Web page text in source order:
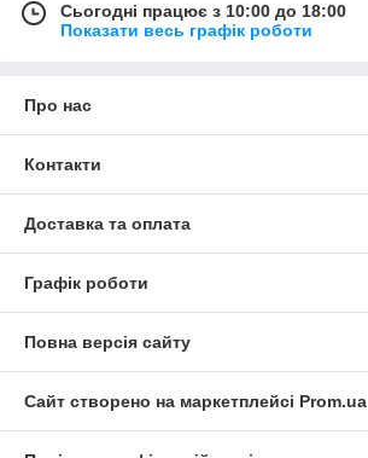
Сьогодні працює з 10:00 до 18:00
Показати весь графік роботи
Про нас
Контакти
Доставка та оплата
Графік роботи
Повна версія сайту
Сайт створено на маркетплейсі Prom.ua